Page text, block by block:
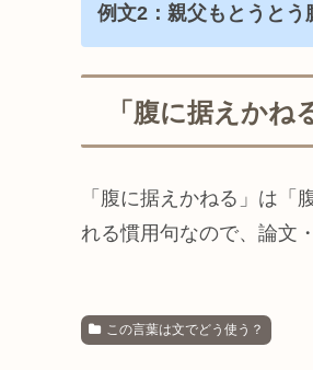
例文2：親父もとうとう
「腹に据えかね
「腹に据えかねる」は
れる慣用句なので、論文
この言葉は文でどう使う？